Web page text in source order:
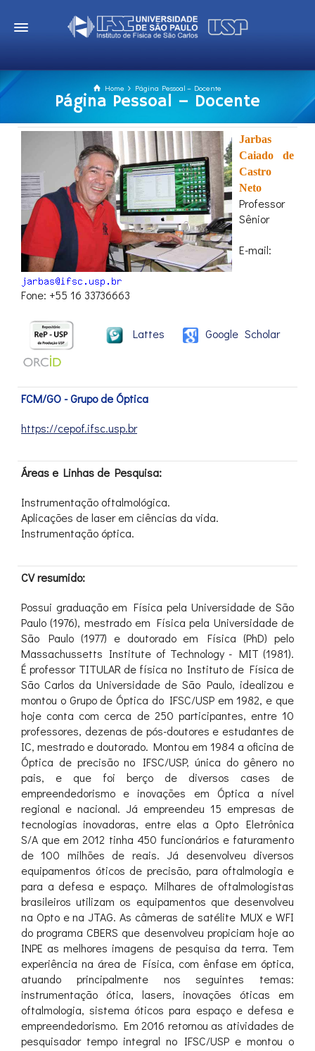
Home Página Pessoal – Docente
Página Pessoal – Docente
Jarbas
Caiado de
Castro
Neto
Professor
Sênior
E-mail:
Fone: +55 16 33736663
Lattes Google Scholar
FCM/GO - Grupo de Óptica
https://cepof.ifsc.usp.br
Áreas e Linhas de Pesquisa:
Instrumentação oftalmológica.
Aplicações de laser em ciências da vida.
Instrumentação óptica.
CV resumido:
Possui graduação em Física pela Universidade de São
Paulo (1976), mestrado em Física pela Universidade de
São Paulo (1977) e doutorado em Física (PhD) pelo
Massachussetts Institute of Technology - MIT (1981).
É professor TITULAR de física no Instituto de Física de
São Carlos da Universidade de São Paulo, idealizou e
montou o Grupo de Óptica do IFSC/USP em 1982, e que
hoje conta com cerca de 250 participantes, entre 10
professores, dezenas de pós-doutores e estudantes de
IC, mestrado e doutorado. Montou em 1984 a oficina de
Óptica de precisão no IFSC/USP, única do gênero no
pais, e que foi berço de diversos cases de
empreendedorismo e inovações em Óptica a nível
regional e nacional. Já empreendeu 15 empresas de
tecnologias inovadoras, entre elas a Opto Eletrônica
S/A que em 2012 tinha 450 funcionários e faturamento
de 100 milhões de reais. Já desenvolveu diversos
equipamentos óticos de precisão, para oftalmologia e
para a defesa e espaço. Milhares de oftalmologistas
brasileiros utilizam os equipamentos que desenvolveu
na Opto e na JTAG. As câmeras de satélite MUX e WFI
do programa CBERS que desenvolveu propiciam hoje ao
INPE as melhores imagens de pesquisa da terra. Tem
experiência na área de Física, com ênfase em óptica,
atuando principalmente nos seguintes temas:
instrumentação ótica, lasers, inovações óticas em
oftalmologia, sistema óticos para espaço e defesa e
empreendedorismo. Em 2016 retornou as atividades de
pesquisador tempo integral no IFSC/USP e montou o